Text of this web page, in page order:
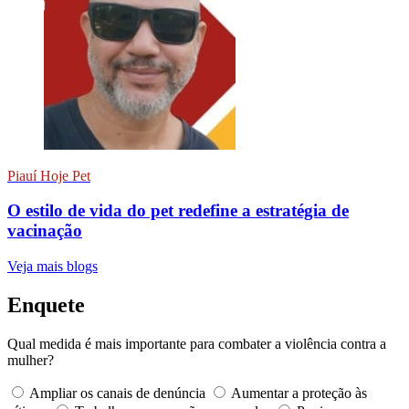
Piauí Hoje Pet
O estilo de vida do pet redefine a estratégia de
vacinação
Veja mais blogs
Enquete
Qual medida é mais importante para combater a violência contra a
mulher?
Ampliar os canais de denúncia
Aumentar a proteção às